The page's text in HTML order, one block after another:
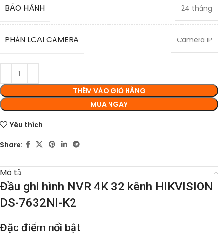
BẢO HÀNH 24 tháng
PHÂN LOẠI CAMERA Camera IP
THÊM VÀO GIỎ HÀNG
MUA NGAY
Yêu thích
Share:
Mô tả
Đầu ghi hình NVR 4K 32 kênh HIKVISION
DS-7632NI-K2
Đặc điểm nổi bật